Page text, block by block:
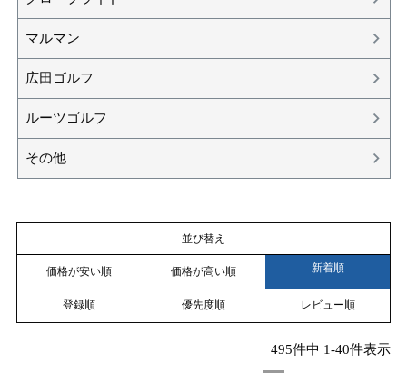
マルマン
広田ゴルフ
ルーツゴルフ
その他
並び替え
価格が安い順 価格が高い順 新着順
登録順 優先度順 レビュー順
495件中 1-40件表示